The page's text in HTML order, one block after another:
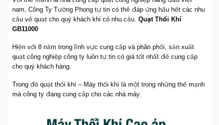
nam, Công Ty Tường Phong tự tin có thể đáp ứng hầu hết các nhu
cầu về quạt cho quý khách khi có nhu cầu. Quạt Thổi Khí
GB11000
Hiện với 8 năm trong lĩnh vực cung cấp và phân phối, sản xuất
quạt công nghiệp công ty luôn tự tin có giá tốt nhất để cung cấp
cho quý khách hàng.
Trong đó quạt thổi khí – Máy thổi khí là một trong những thế mạnh
mà công ty đang cung cấp cho các nhà máy.